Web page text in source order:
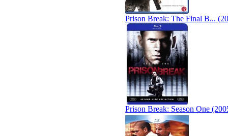
Prison Break: The Final B...
Prison Break: Season One